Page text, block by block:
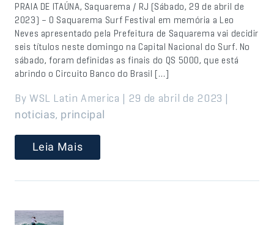
PRAIA DE ITAÚNA, Saquarema / RJ (Sábado, 29 de abril de
2023) – O Saquarema Surf Festival em memória a Leo
Neves apresentado pela Prefeitura de Saquarema vai decidir
seis títulos neste domingo na Capital Nacional do Surf. No
sábado, foram definidas as finais do QS 5000, que está
abrindo o Circuito Banco do Brasil […]
By WSL Latin America | 29 de abril de 2023 |
noticias, principal
Leia Mais